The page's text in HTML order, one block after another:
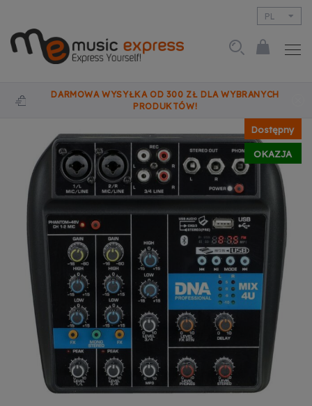
PL
DARMOWA WYSYŁKA OD 300 ZŁ DLA WYBRANYCH
PRODUKTÓW!
Dostępny
OKAZJA